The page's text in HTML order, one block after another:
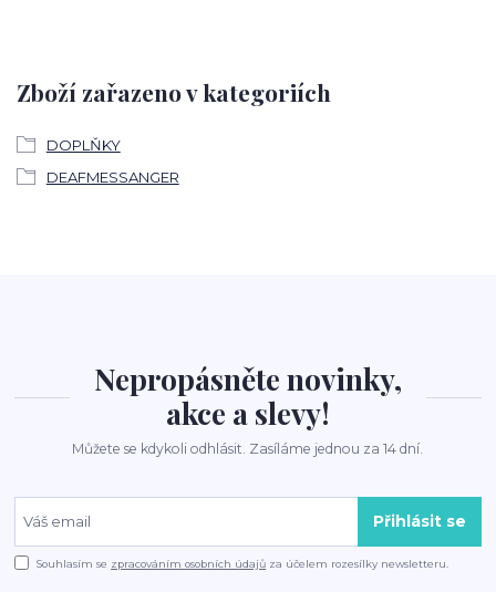
Zboží zařazeno v kategoriích
DOPLŇKY
DEAFMESSANGER
Nepropásněte novinky,
akce a slevy!
Můžete se kdykoli odhlásit. Zasíláme jednou za 14 dní.
Přihlásit se
Souhlasím se zpracováním osobních údajů za účelem rozesílky newsletteru.